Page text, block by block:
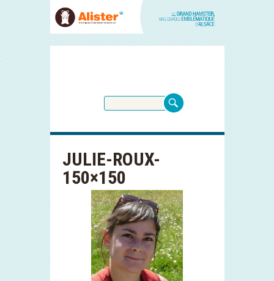
JULIE-ROUX-
150×150